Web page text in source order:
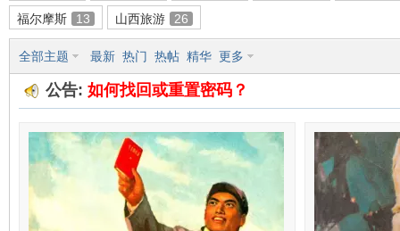
福尔摩斯
13 山西旅游 26
全部主题 最新 热门 热帖 精华 更多
公告: 如何找回或重置密码？